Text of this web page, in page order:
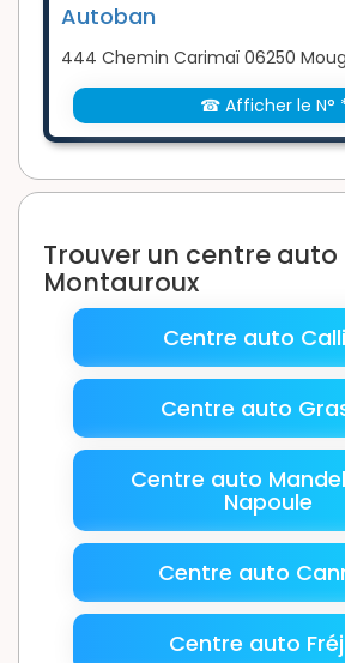
Autoban
444 Chemin Carimaï 06250
☎ Afficher le N°
Trouver un centre auto
Montauroux
Centre auto
Centre auto
Centre auto
Napoule
Centre auto
Centre auto